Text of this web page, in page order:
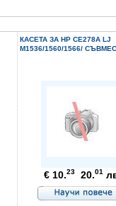
КАСЕТА ЗА HP CE278A LJ
M1536/1560/1566/
€ 10.23 20.01